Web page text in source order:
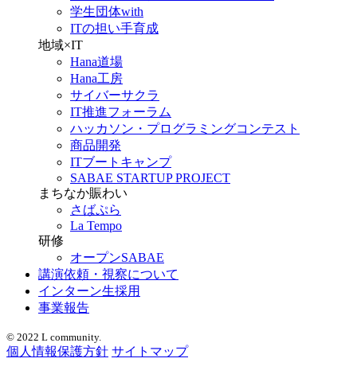
学生団体with
ITの担い手育成
地域×IT
Hana道場
Hana工房
サイバーサクラ
IT推進フォーラム
ハッカソン・プログラミングコンテスト
商品開発
ITブートキャンプ
SABAE STARTUP PROJECT
まちなか賑わい
さばぷら
La Tempo
研修
オープンSABAE
講演依頼・視察について
インターン生採用
事業報告
© 2022 L community.
個人情報保護方針 サイトマップ